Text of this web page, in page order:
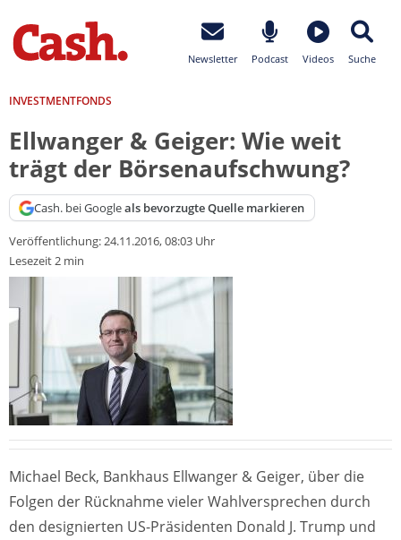
Newsletter Podcast Videos Suche
INVESTMENTFONDS
Ellwanger & Geiger: Wie weit
trägt der Börsenaufschwung?
Cash. bei Googleals bevorzugte Quelle markieren
Veröffentlichung:24.11.2016, 08:03 Uhr
Lesezeit 2 min
Michael Beck, Bankhaus Ellwanger & Geiger, über die
Folgen der Rücknahme vieler Wahlversprechen durch
den designierten US-Präsidenten Donald J. Trump und